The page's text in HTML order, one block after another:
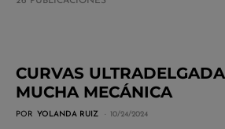
CURVAS
MUCHA MECÁNICA
POR YOLANDA RUIZ 10/24/2024